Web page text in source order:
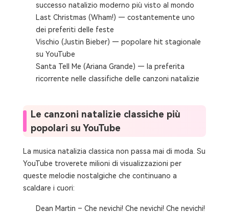
successo natalizio moderno più visto al mondo
Last Christmas (Wham!) — costantemente uno
dei preferiti delle feste
Vischio (Justin Bieber) — popolare hit stagionale
su YouTube
Santa Tell Me (Ariana Grande) — la preferita
ricorrente nelle classifiche delle canzoni natalizie
Le canzoni natalizie classiche più
popolari su YouTube
La musica natalizia classica non passa mai di moda. Su
YouTube troverete milioni di visualizzazioni per
queste melodie nostalgiche che continuano a
scaldare i cuori:
Dean Martin – Che nevichi! Che nevichi! Che nevichi!